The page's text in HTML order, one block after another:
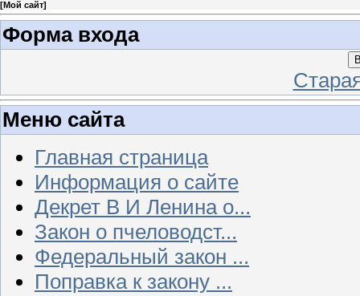
[Мой сайт]
Форма входа
Меню сайта
Главная страница
Информация о сайте
Декрет В И Ленина о...
Закон о пчеловодст...
Федеральный закон ...
Поправка к закону ...